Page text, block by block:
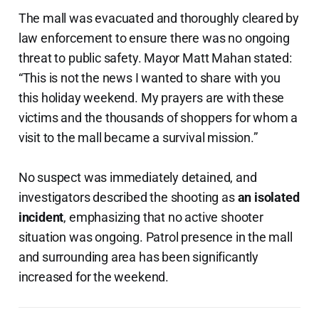
The mall was evacuated and thoroughly cleared by
law enforcement to ensure there was no ongoing
threat to public safety. Mayor Matt Mahan stated:
“This is not the news I wanted to share with you
this holiday weekend. My prayers are with these
victims and the thousands of shoppers for whom a
visit to the mall became a survival mission.”
No suspect was immediately detained, and
investigators described the shooting asan isolated
incident, emphasizing that no active shooter
situation was ongoing. Patrol presence in the mall
and surrounding area has been significantly
increased for the weekend.